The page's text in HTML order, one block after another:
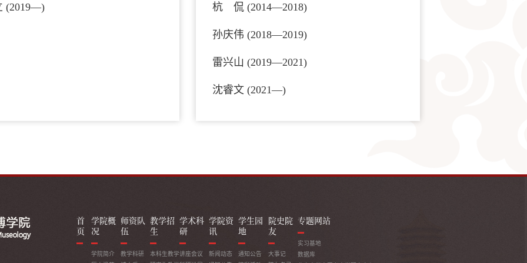
(​2019—) 杭 侃 (2014—2018)
孙庆伟 (2018—2019)
雷兴山 (2019—2021)
沈睿文 (2021—)
首
页
学院概
况
学院简介
师资队
伍
教学科研
教学招
生
本科生教学
学术科
研
讲座会议
学院资
讯
新闻动态
学生园
地
通知公告
院史院
友
大事记
专题网站
实习基地
数据库